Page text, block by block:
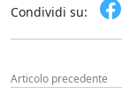
Condividi su:
Articolo precedente